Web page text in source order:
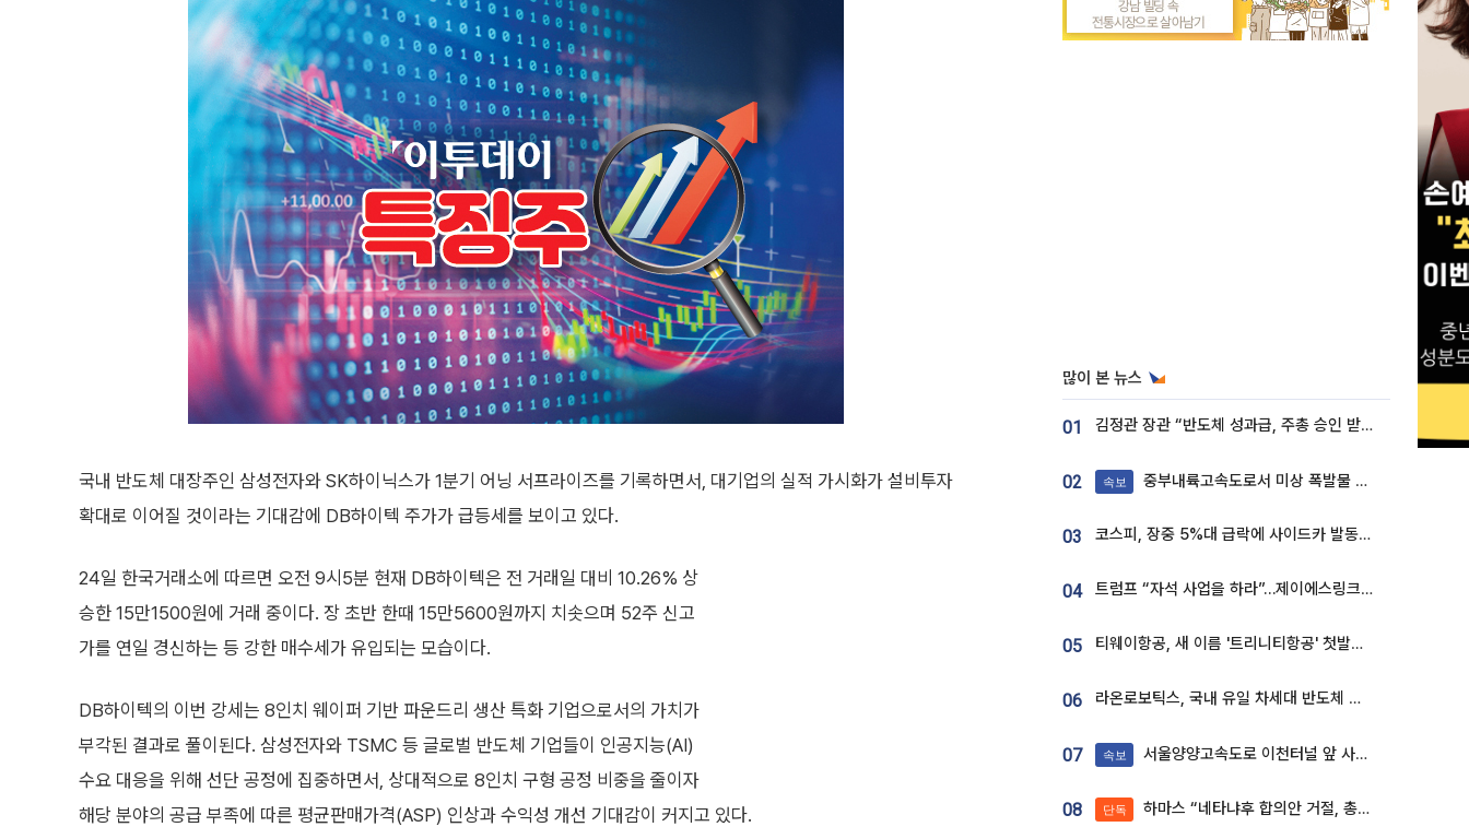
국내 반도체 대장주인 삼성전자와 SK하이닉스가 1분기 어닝 서프라이즈를 기록하면서, 대기업의 실적 가시화가 설비투자
확대로 이어질 것이라는 기대감에 DB하이텍 주가가 급등세를 보이고 있다.
24일 한국거래소에 따르면 오전 9시5분 현재 DB하이텍은 전 거래일 대비 10.26% 상
승한 15만1500원에 거래 중이다. 장 초반 한때 15만5600원까지 치솟으며 52주 신고
가를 연일 경신하는 등 강한 매수세가 유입되는 모습이다.
DB하이텍의 이번 강세는 8인치 웨이퍼 기반 파운드리 생산 특화 기업으로서의 가치가
부각된 결과로 풀이된다. 삼성전자와 TSMC 등 글로벌 반도체 기업들이 인공지능(AI)
수요 대응을 위해 선단 공정에 집중하면서, 상대적으로 8인치 구형 공정 비중을 줄이자
해당 분야의 공급 부족에 따른 평균판매가격(ASP) 인상과 수익성 개선 기대감이 커지고 있다.
많이 본 뉴스
01 김정관 장관 “반도체 성과급, 주총 승인 받도록”…상법·자본시장법 개정 시사
02 속보 중부내륙고속도로서 미상 폭발물 발견
03 코스피, 장중 5%대 급락에 사이드카 발동…삼성·SK 동반 폭락
04 트럼프 “자석 사업을 하라”…제이에스링크, 비중국 영구자석 공급망 구축 속도
05 티웨이항공, 새 이름 '트리니티항공' 첫발…SSC 전략 본격화
06 라온로보틱스, 국내 유일 차세대 반도체 공정 로봇 개발 ‘고객사 테스트 진행’
07 속보 서울양양고속도로 이천터널 앞 사고 발생
08 단독 하마스 “네타냐후 합의안 거절, 총선 앞두고 시간 끌기”